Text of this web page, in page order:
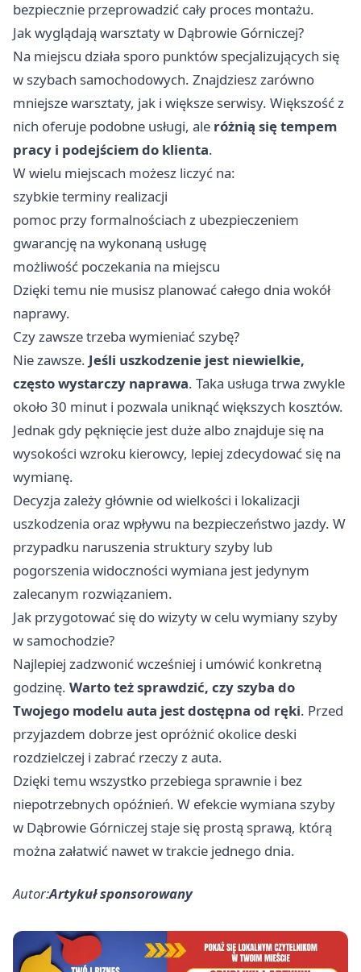
bezpiecznie przeprowadzić cały proces montażu.
Jak wyglądają warsztaty w Dąbrowie Górniczej?
Na miejscu działa sporo punktów specjalizujących się
w szybach samochodowych. Znajdziesz zarówno
mniejsze warsztaty, jak i większe serwisy. Większość z
nich oferuje podobne usługi, ale różnią się tempem
pracy i podejściem do klienta.
W wielu miejscach możesz liczyć na:
szybkie terminy realizacji
pomoc przy formalnościach z ubezpieczeniem
gwarancję na wykonaną usługę
możliwość poczekania na miejscu
Dzięki temu nie musisz planować całego dnia wokół
naprawy.
Czy zawsze trzeba wymieniać szybę?
Nie zawsze. Jeśli uszkodzenie jest niewielkie,
często wystarczy naprawa. Taka usługa trwa zwykle
około 30 minut i pozwala uniknąć większych kosztów.
Jednak gdy pęknięcie jest duże albo znajduje się na
wysokości wzroku kierowcy, lepiej zdecydować się na
wymianę.
Decyzja zależy głównie od wielkości i lokalizacji
uszkodzenia oraz wpływu na bezpieczeństwo jazdy. W
przypadku naruszenia struktury szyby lub
pogorszenia widoczności wymiana jest jedynym
zalecanym rozwiązaniem.
Jak przygotować się do wizyty w celu wymiany szyby
w samochodzie?
Najlepiej zadzwonić wcześniej i umówić konkretną
godzinę. Warto też sprawdzić, czy szyba do
Twojego modelu auta jest dostępna od ręki. Przed
przyjazdem dobrze jest opróżnić okolice deski
rozdzielczej i zabrać rzeczy z auta.
Dzięki temu wszystko przebiega sprawnie i bez
niepotrzebnych opóźnień. W efekcie wymiana szyby
w Dąbrowie Górniczej staje się prostą sprawą, którą
można załatwić nawet w trakcie jednego dnia.
Autor:Artykuł sponsorowany